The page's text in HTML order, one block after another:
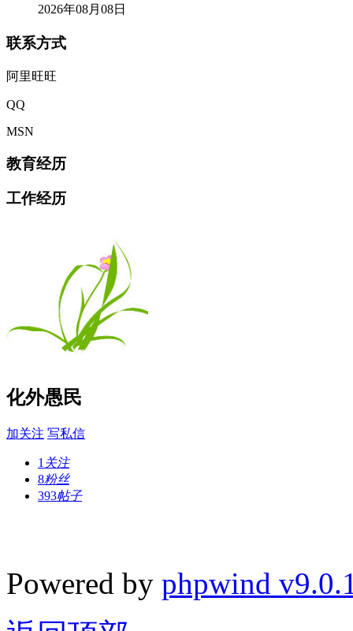
2026年08月08日
联系方式
阿里旺旺
QQ
MSN
教育经历
工作经历
化外愚民
加关注 写私信
1 关注
8粉丝
393帖子
Powered by phpwind